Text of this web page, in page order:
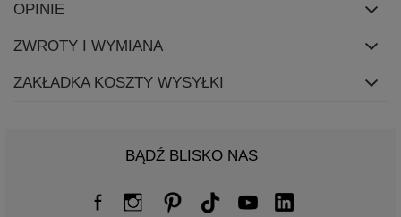
OPINIE
ZWROTY I WYMIANA
ZAKŁADKA KOSZTY WYSYŁKI
BĄDŹ BLISKO NAS